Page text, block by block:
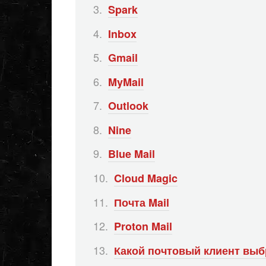
Spark
Inbox
Gmail
MyMail
Outlook
Nine
Blue Mail
Cloud Magic
Почта Mail
Proton Mail
Какой почтовый клиент